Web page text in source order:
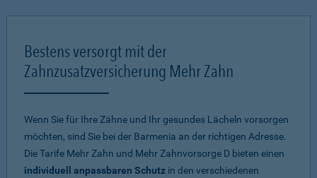
Bestens versorgt mit der
Zahnzusatzversicherung Mehr Zahn
Wenn Sie für Ihre Zähne und Ihr gesundes Lächeln vorsorgen
möchten, sind Sie bei der Barmenia an der richtigen Adresse.
Die Tarife Mehr Zahn und Mehr Zahnvorsorge D bieten einen
individuell anpassbaren Schutz in den verschiedenen